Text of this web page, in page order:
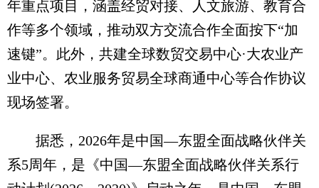
年重点项目，涵盖经贸对接、人文旅游、教育合
作等多个领域，推动双方交流合作全面按下“加
速键”。此外，共建全球数贸交易中心·大农业产
业中心、农业服务贸易全球商通中心等合作协议
现场签署。
据悉，2026年是中国—东盟全面战略伙伴关
系5周年，是《中国—东盟全面战略伙伴关系行